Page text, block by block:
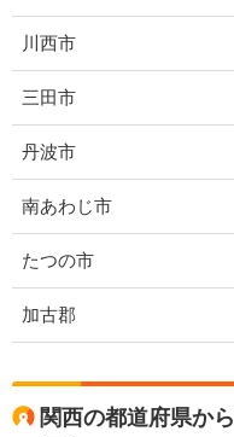
川西市
三田市
丹波市
南あわじ市
たつの市
加古郡
関西の都道府県か